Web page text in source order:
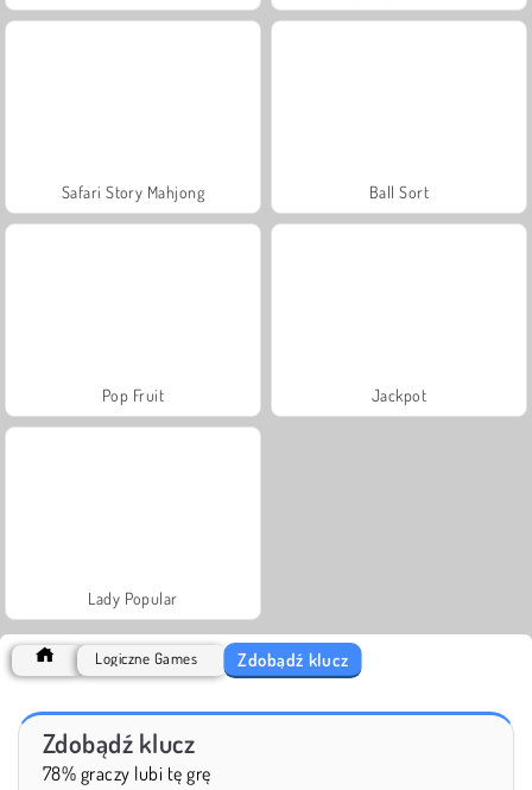
Safari Story Mahjong Ball Sort
Pop Fruit Jackpot
Lady Popular
Logiczne Games Zdobądź klucz
Zdobądź klucz
78% graczy lubi tę grę